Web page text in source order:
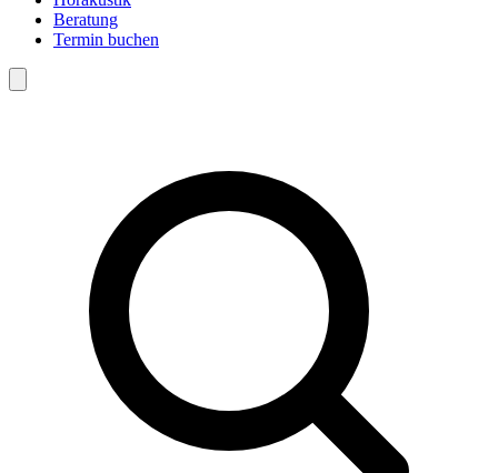
Beratung
Termin buchen